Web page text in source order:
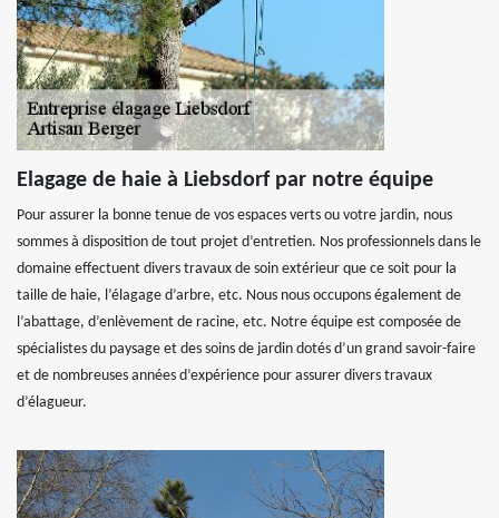
Elagage de haie à Liebsdorf par notre équipe
Pour assurer la bonne tenue de vos espaces verts ou votre jardin, nous
sommes à disposition de tout projet d’entretien. Nos professionnels dans le
domaine effectuent divers travaux de soin extérieur que ce soit pour la
taille de haie, l’élagage d’arbre, etc. Nous nous occupons également de
l’abattage, d’enlèvement de racine, etc. Notre équipe est composée de
spécialistes du paysage et des soins de jardin dotés d’un grand savoir-faire
et de nombreuses années d’expérience pour assurer divers travaux
d’élagueur.